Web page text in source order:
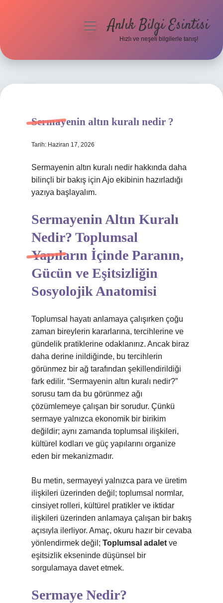
Hakkımızda
menüyüAnlık Bilgi Esintisi
Hızlı ve neşeli bilgilerle tanış!
Sermayenin altın kuralı nedir ?
Tarih: Haziran 17, 2026
Sermayenin altın kuralı nedir hakkında daha
bilinçli bir bakış için Ajo ekibinin hazırladığı
yazıya başlayalım.
Sermayenin Altın Kuralı
Nedir? Toplumsal
Yapıların İçinde Paranın,
Gücün ve Eşitsizliğin
Sosyolojik Anatomisi
Toplumsal hayatı anlamaya çalışırken çoğu
zaman bireylerin kararlarına, tercihlerine ve
gündelik pratiklerine odaklanırız. Ancak biraz
daha derine inildiğinde, bu tercihlerin
görünmez bir ağ tarafından şekillendirildiği
fark edilir. “Sermayenin altın kuralı nedir?”
sorusu tam da bu görünmez ağı
çözümlemeye çalışan bir sorudur. Çünkü
sermaye yalnızca ekonomik bir birikim
değildir; aynı zamanda toplumsal ilişkileri,
kültürel kodları ve güç yapılarını organize
eden bir mekanizmadır.
Bu metin, sermayeyi yalnızca para ve üretim
ilişkileri üzerinden değil; toplumsal normlar,
cinsiyet rolleri, kültürel pratikler ve iktidar
ilişkileri üzerinden anlamaya çalışan bir bakış
açısıyla ilerliyor. Amaç, okuru hazır bir cevaba
yönlendirmek değil; Toplumsal adalet ve
eşitsizlik ekseninde düşünsel bir
sorgulamaya davet etmek.
Sermaye Nedir?